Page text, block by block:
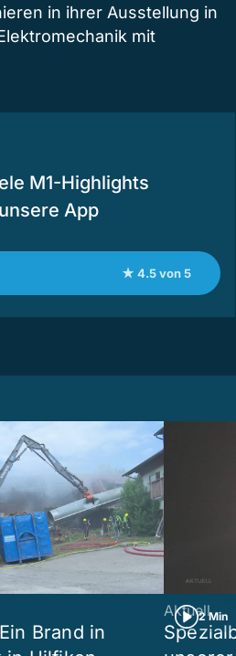
in ihrer Ausstellung in
mit
M1-Highlights
App
★ 4.5 von 5
Brand in
2 Min
Aktuell